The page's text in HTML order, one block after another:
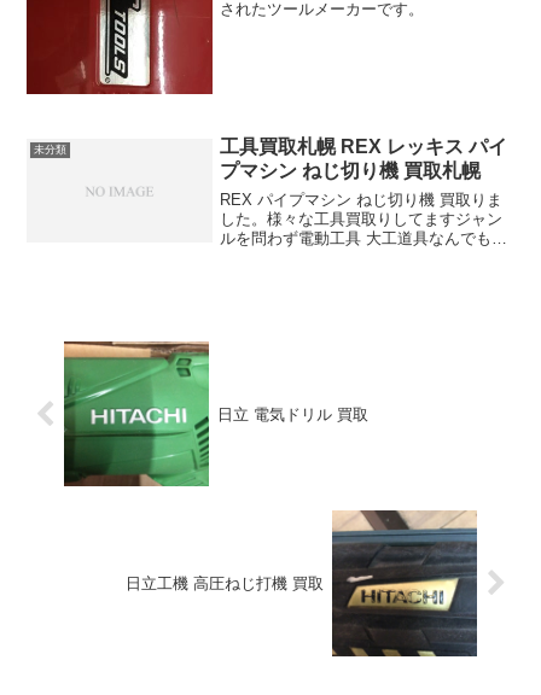
されたツールメーカーです。
未分類
工具買取札幌 REX レッキス パイ
プマシン ねじ切り機 買取札幌
REX パイプマシン ねじ切り機 買取りま
した。様々な工具買取りしてますジャン
ルを問わず電動工具 大工道具なんでもお
日立 電気ドリル 買取
日立工機 高圧ねじ打機 買取